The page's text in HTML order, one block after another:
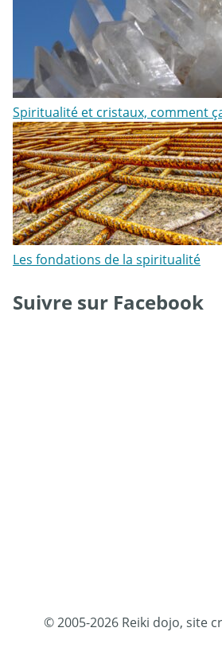
Spiritualité et cristaux, comment
Les fondations de la spiritualité
Suivre sur Facebook
© 2005-2026 Reiki dojo, site